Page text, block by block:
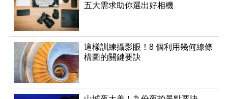
五大需求助你選出好相機
這樣訓練攝影眼！8 個利用幾何線條
構圖的關鍵要訣